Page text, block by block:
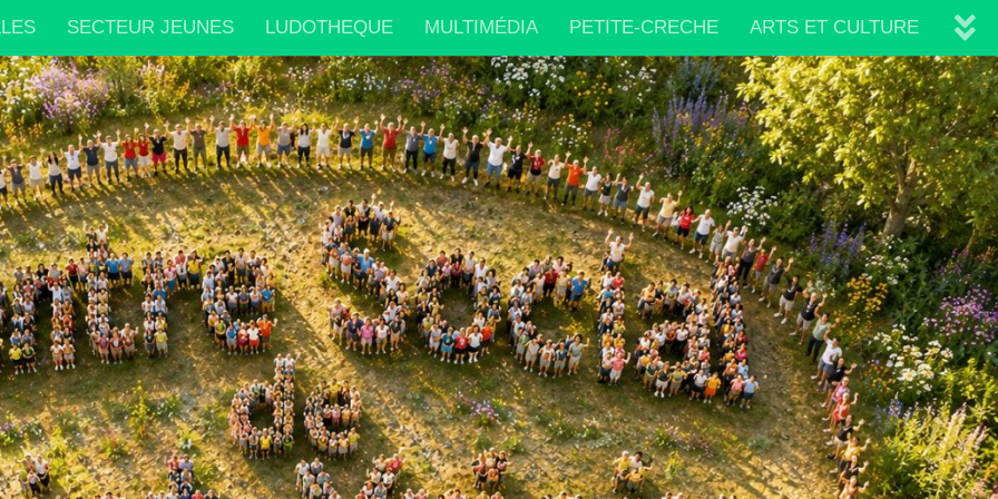
SECTEUR JEUNES LUDOTHEQUE MULTIMÉDIA PETITE-CRECHE ARTS ET CULTURE
PARTENAIRES INFOS PRATIQUES PARTENAIRES PLAQUETTE 2026/2027 VIE ASSOCIATIVE